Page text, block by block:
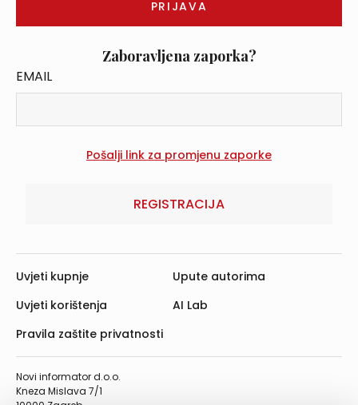
Zaboravljena zaporka?
EMAIL
REGISTRACIJA
Novi informator d.o.o.
Kneza Mislava 7/1
Uvjeti kupnje
Uvjeti korištenja
Pravila zaštite privatnosti
Upute autorima
AI Lab